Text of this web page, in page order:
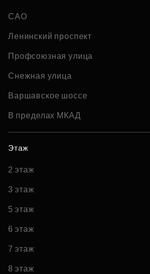
САО
Ленинский проспект
Профсоюзная улица
Снежная улица
Варшавское шоссе
В пределах МКАД
Этаж
2 этаж
3 этаж
5 этаж
6 этаж
7 этаж
8 этаж